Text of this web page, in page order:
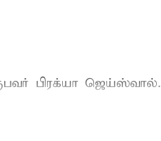
பிரக்யா ஜெய்ஸ்வால்.